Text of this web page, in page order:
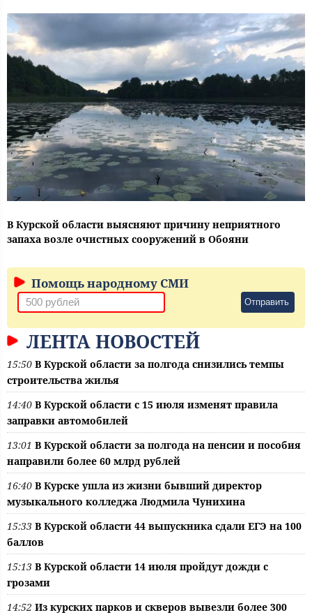
В Курской области выясняют причину неприятного
запаха возле очистных сооружений в Обояни
Помощь народному СМИ
Отправить
ЛЕНТА НОВОСТЕЙ
15:50 В Курской области за полгода снизились темпы
строительства жилья
14:40 В Курской области с 15 июля изменят правила
заправки автомобилей
13:01 В Курской области за полгода на пенсии и пособия
направили более 60 млрд рублей
16:40 В Курске ушла из жизни бывший директор
музыкального колледжа Людмила Чунихина
15:33 В Курской области 44 выпускника сдали ЕГЭ на 100
баллов
15:13 В Курской области 14 июля пройдут дожди с
грозами
14:52 Из курских парков и скверов вывезли более 300